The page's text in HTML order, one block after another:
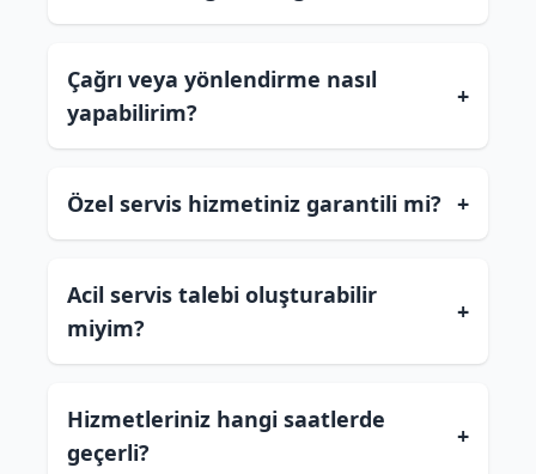
Çağrı veya yönlendirme nasıl
yapabilirim?
+
Özel servis hizmetiniz garantili mi? +
Acil servis talebi oluşturabilir
miyim?
+
Hizmetleriniz hangi saatlerde
geçerli?
+